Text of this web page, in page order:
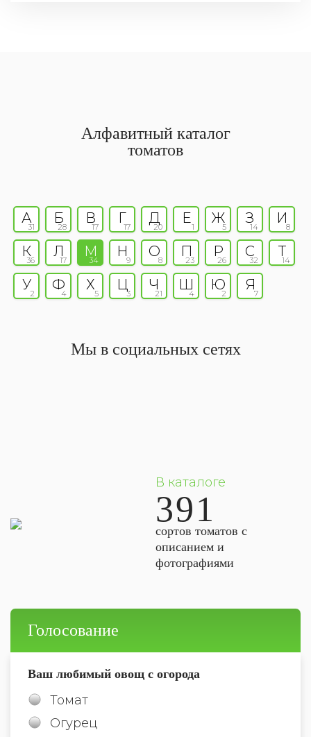
Алфавитный каталог
томатов
А
31
Б
28
В
17
Г
17
Д
20
Е
1
Ж
5
З
14
И
8
К
36
Л
17
М
34
Н
9
О
8
П
23
Р
26
С
32
Т
14
У
2
Ф
4
Х
5
Ц
3
Ч
21
Ш
4
Ю
2
Я
7
Мы в социальных сетях
В каталоге
391
сортов томатов с
описанием и
фотографиями
Голосование
Ваш любимый овощ с огорода
Томат
Огурец